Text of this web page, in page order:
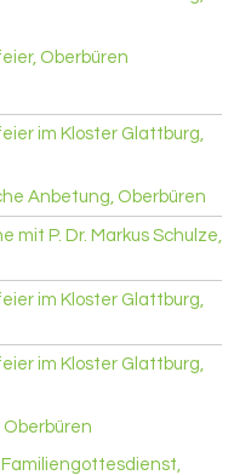
Oberbüren
im Kloster Glattburg,
Anbetung, Oberbüren
mit P. Dr. Markus Schulze,
im Kloster Glattburg,
im Kloster Glattburg,
Oberbüren